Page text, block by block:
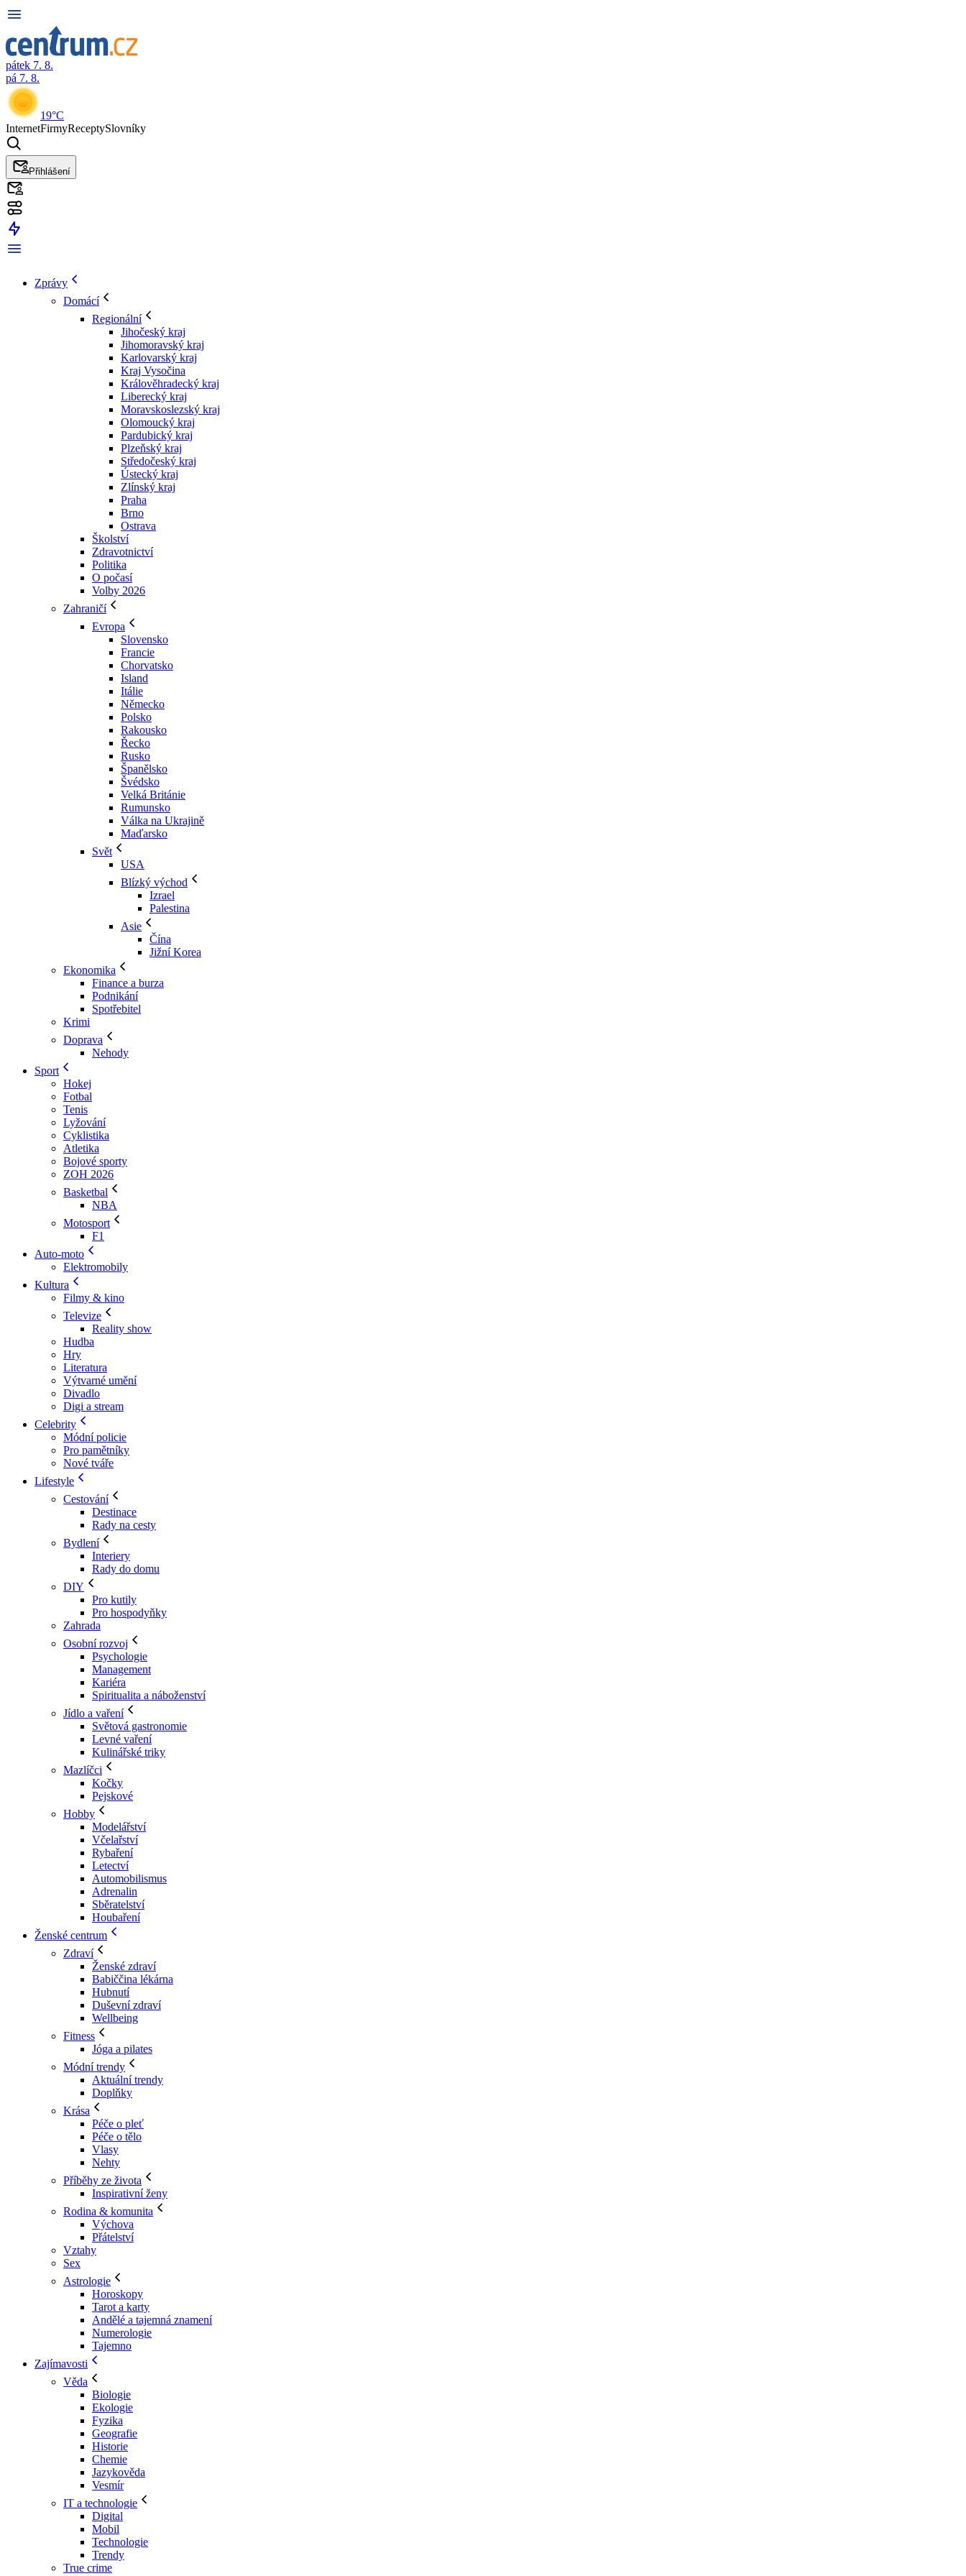
pátek 7. 8.
pá 7. 8.
19°C
InternetFirmyReceptySlovníky
Přihlášení
Zprávy
Domácí
Regionální
Jihočeský kraj
Jihomoravský kraj
Karlovarský kraj
Kraj Vysočina
Králověhradecký kraj
Liberecký kraj
Moravskoslezský kraj
Olomoucký kraj
Pardubický kraj
Plzeňský kraj
Středočeský kraj
Ústecký kraj
Zlínský kraj
Praha
Brno
Ostrava
Školství
Zdravotnictví
Politika
O počasí
Volby 2026
Zahraničí
Evropa
Slovensko
Francie
Chorvatsko
Island
Itálie
Německo
Polsko
Rakousko
Řecko
Rusko
Španělsko
Švédsko
Velká Británie
Rumunsko
Válka na Ukrajině
Maďarsko
Svět
USA
Blízký východ
Izrael
Palestina
Asie
Čína
Jižní Korea
Ekonomika
Finance a burza
Podnikání
Spotřebitel
Krimi
Doprava
Nehody
Sport
Hokej
Fotbal
Tenis
Lyžování
Cyklistika
Atletika
Bojové sporty
ZOH 2026
Basketbal
NBA
Motosport
F1
Auto-moto
Elektromobily
Kultura
Filmy & kino
Televize
Reality show
Hudba
Hry
Literatura
Výtvarné umění
Divadlo
Digi a stream
Celebrity
Módní policie
Pro pamětníky
Nové tváře
Lifestyle
Cestování
Destinace
Rady na cesty
Bydlení
Interiery
Rady do domu
DIY
Pro kutily
Pro hospodyňky
Zahrada
Osobní rozvoj
Psychologie
Management
Kariéra
Spiritualita a náboženství
Jídlo a vaření
Světová gastronomie
Levné vaření
Kulinářské triky
Mazlíčci
Kočky
Pejskové
Hobby
Modelářství
Včelařství
Rybaření
Letectví
Automobilismus
Adrenalin
Sběratelství
Houbaření
Ženské centrum
Zdraví
Ženské zdraví
Babiččina lékárna
Hubnutí
Duševní zdraví
Wellbeing
Fitness
Jóga a pilates
Módní trendy
Aktuální trendy
Doplňky
Krása
Péče o pleť
Péče o tělo
Vlasy
Nehty
Příběhy ze života
Inspirativní ženy
Rodina & komunita
Výchova
Přátelství
Vztahy
Sex
Astrologie
Horoskopy
Tarot a karty
Andělé a tajemná znamení
Numerologie
Tajemno
Zajímavosti
Věda
Biologie
Ekologie
Fyzika
Geografie
Historie
Chemie
Jazykověda
Vesmír
IT a technologie
Digital
Mobil
Technologie
Trendy
True crime